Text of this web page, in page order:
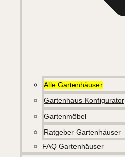
Alle Gartenhäuser
Gartenhaus-Konfigurator
Gartenmöbel
Ratgeber Gartenhäuser
FAQ Gartenhäuser